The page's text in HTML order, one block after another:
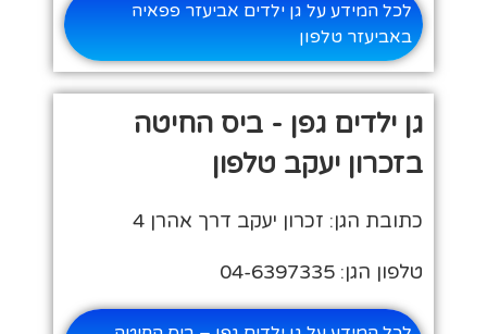
לכל המידע על גן ילדים אביעזר פפאיה
באביעזר טלפון
גן ילדים גפן - ביס החיטה
בזכרון יעקב טלפון
כתובת הגן: זכרון יעקב דרך אהרן 4
טלפון הגן: 04-6397335